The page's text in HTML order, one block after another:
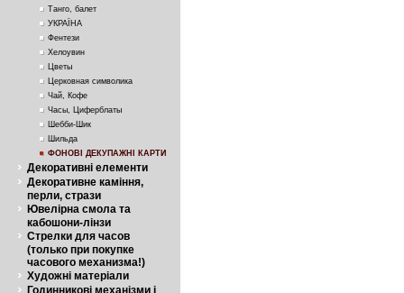
Танго, балет
УКРАЇНА
Фентези
Хелоувин
Цветы
Церковная символика
Чай, Кофе
Часы, Циферблаты
Шебби-Шик
Шильда
ФОНОВІ ДЕКУПАЖНІ КАРТИ
Декоративні елементи
Декоративне каміння,
перли, стрази
Ювелірна смола та
кабошони-лінзи
Стрелки для часов
(только при покупке
часового механизма!)
Художні матеріали
Годинникові механізми і